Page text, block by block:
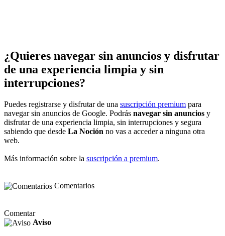
¿Quieres navegar sin anuncios y disfrutar
de una experiencia limpia y sin
interrupciones?
Puedes registrarse y disfrutar de una suscripción premium para
navegar sin anuncios de Google. Podrás navegar sin anuncios y
disfrutar de una experiencia limpia, sin interrupciones y segura
sabiendo que desde La Noción no vas a acceder a ninguna otra
web.
Más información sobre la suscripción a premium.
Comentarios
Comentar
Aviso